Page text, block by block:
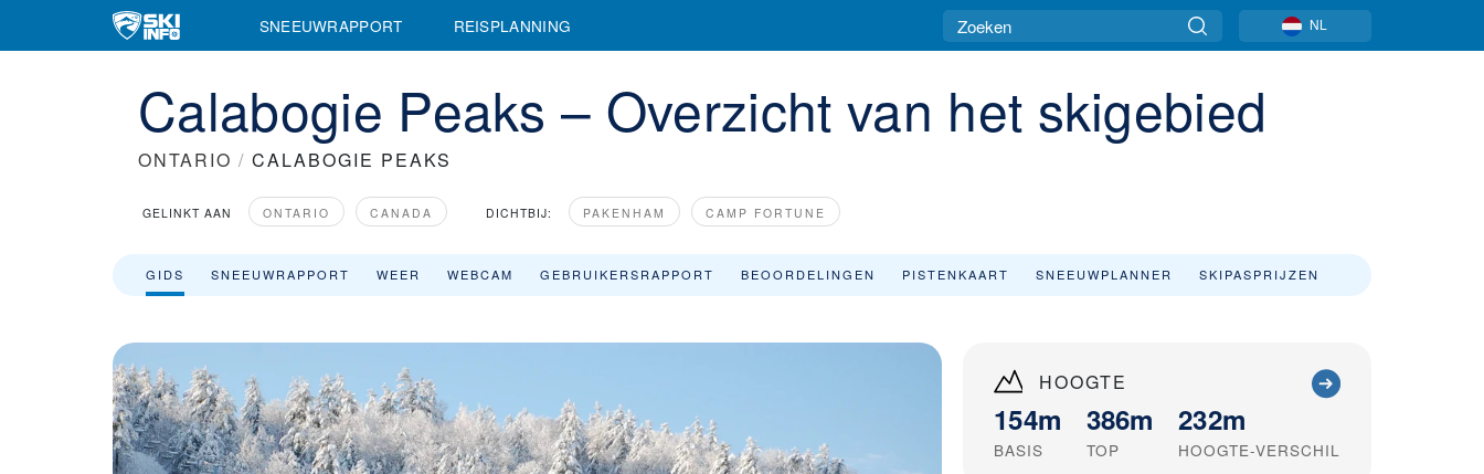
SNEEUWRAPPORT REISPLANNING NL
Calabogie Peaks – Overzicht van het skigebied
ONTARIO / CALABOGIE PEAKS
GELINKT AAN ONTARIO CANADA DICHTBIJ: PAKENHAM CAMP FORTUNE
GIDS SNEEUWRAPPORT WEER WEBCAM GEBRUIKERSRAPPORT BEOORDELINGEN PISTENKAART SNEEUWPLANNER SKIPASPRIJZEN
HOOGTE
154m
BASIS
386m
TOP
232m
HOOGTE-VERSCHIL
Skigebied Calabogie Peaks - Skifaciliteiten en skigebiedsinformatie Calabogie Peaks